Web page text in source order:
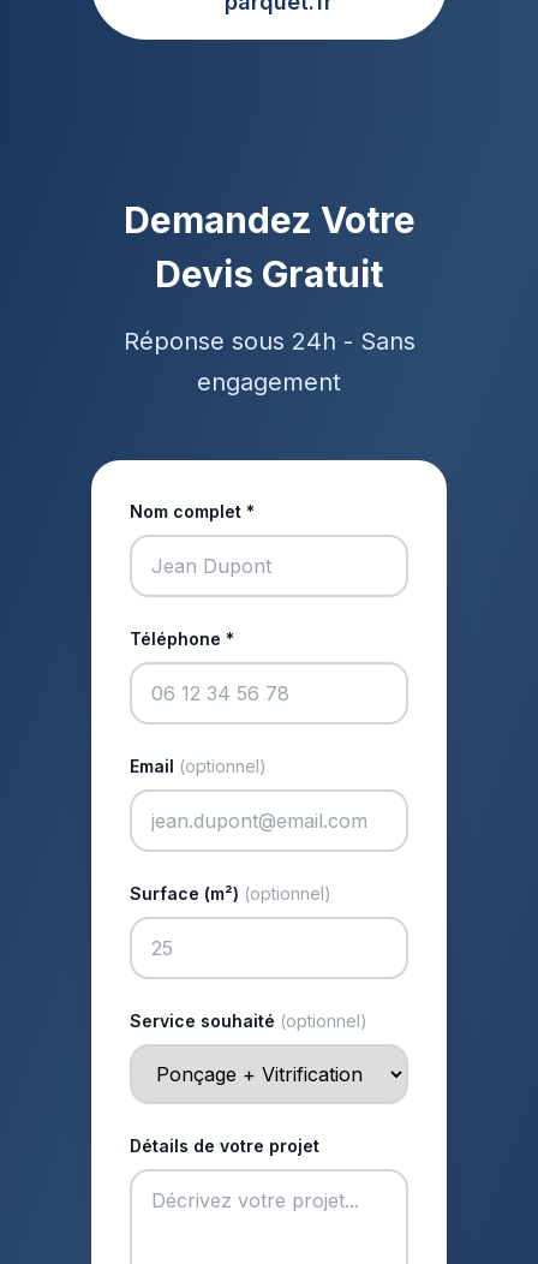
Demandez Votre
Devis Gratuit
Réponse sous 24h - Sans
engagement
Nom complet *
Téléphone *
Email (optionnel)
Surface (m²) (optionnel)
Service souhaité (optionnel)
Détails de votre projet